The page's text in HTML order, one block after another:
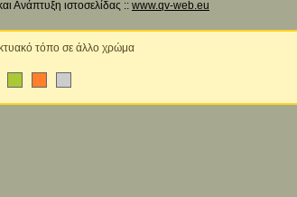
Ανάπτυξη ιστοσελίδας :: www.qv-web.eu
τόπο σε άλλο χρώμα